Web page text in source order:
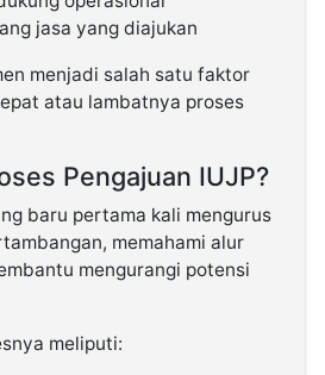
jasa yang diajukan
menjadi salah satu faktor
atau lambatnya proses
Pengajuan IUJP?
baru pertama kali mengurus
memahami alur
mengurangi potensi
meliputi: